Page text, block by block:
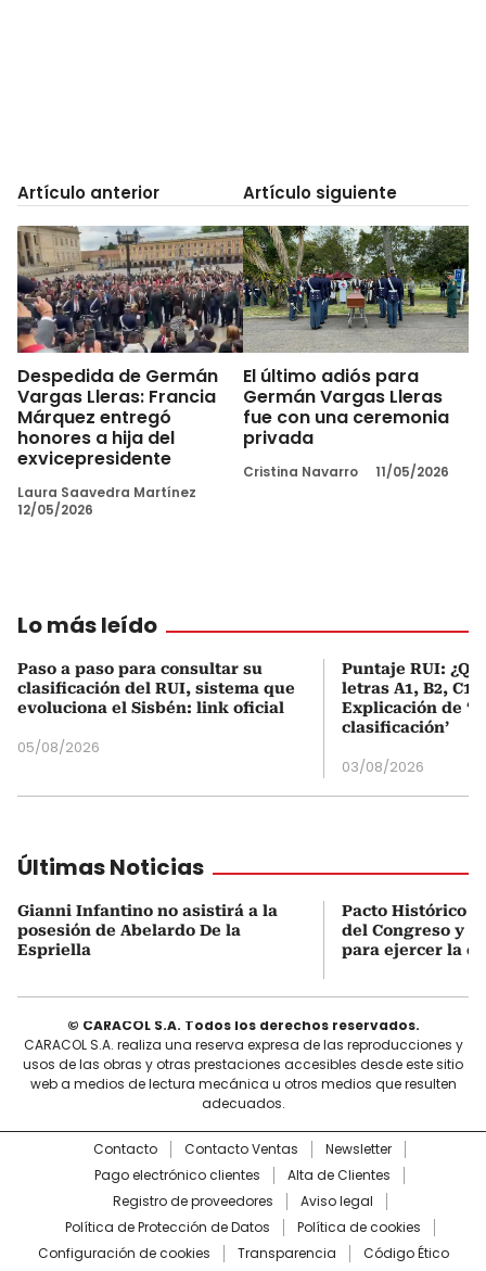
Artículo anterior
Despedida de Germán
Vargas Lleras: Francia
Márquez entregó
honores a hija del
exvicepresidente
Laura Saavedra Martínez
12/05/2026
Artículo siguiente
El último adiós para
Germán Vargas Lleras
fue con una ceremonia
privada
Cristina Navarro 11/05/2026
Lo más leído
Paso a paso para consultar su
clasificación del RUI, sistema que
evoluciona el Sisbén: link oficial
05/08/2026
Puntaje RUI:
letras A1, B2, C1
Explicación de
clasificación’
03/08/2026
Últimas Noticias
Gianni Infantino no asistirá a la
posesión de Abelardo De la
Espriella
Pacto Histórico
del Congreso y
para ejercer la
© CARACOL S.A. Todos los derechos reservados.
CARACOL S.A. realiza una reserva expresa de las reproducciones y
usos de las obras y otras prestaciones accesibles desde este sitio
web a medios de lectura mecánica u otros medios que resulten
adecuados.
Contacto Contacto Ventas
Newsletter
Pago electrónico clientes
Alta de Clientes
Registro de proveedores
Aviso legal
Política de Protección de Datos
Política de cookies
Configuración de cookies
Transparencia Código Ético